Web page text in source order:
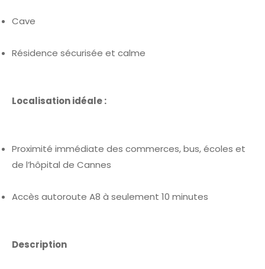
Cave
Résidence sécurisée et calme
Localisation idéale :
Proximité immédiate des commerces, bus, écoles et
de l’hôpital de Cannes
Accès autoroute A8 à seulement 10 minutes
Description